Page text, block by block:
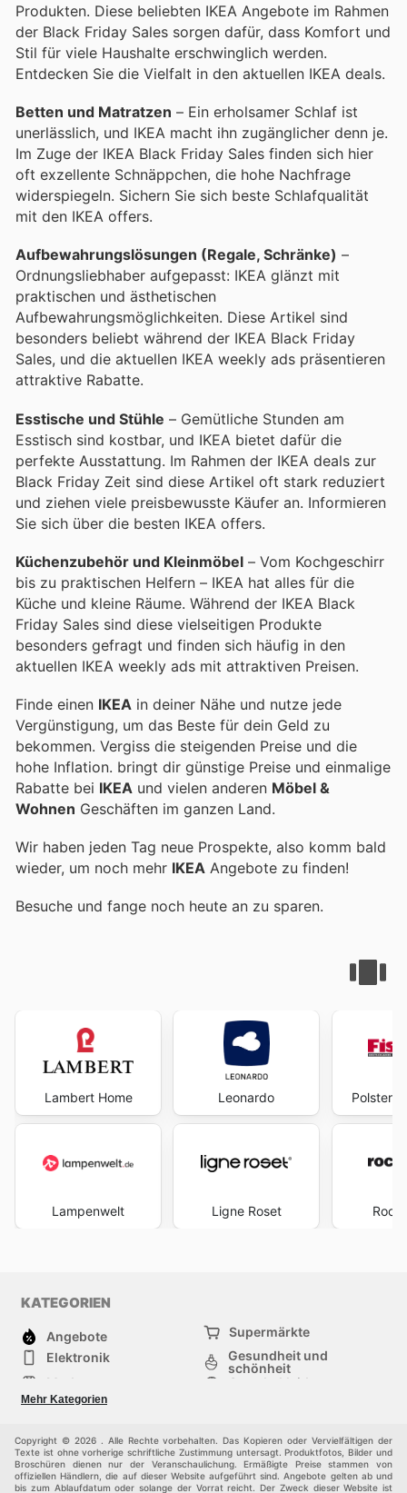
Produkten. Diese beliebten IKEA Angebote im Rahmen
der Black Friday Sales sorgen dafür, dass Komfort und
Stil für viele Haushalte erschwinglich werden.
Entdecken Sie die Vielfalt in den aktuellen IKEA deals.
Betten und Matratzen – Ein erholsamer Schlaf ist
unerlässlich, und IKEA macht ihn zugänglicher denn je.
Im Zuge der IKEA Black Friday Sales finden sich hier
oft exzellente Schnäppchen, die hohe Nachfrage
widerspiegeln. Sichern Sie sich beste Schlafqualität
mit den IKEA offers.
Aufbewahrungslösungen (Regale, Schränke) –
Ordnungsliebhaber aufgepasst: IKEA glänzt mit
praktischen und ästhetischen
Aufbewahrungsmöglichkeiten. Diese Artikel sind
besonders beliebt während der IKEA Black Friday
Sales, und die aktuellen IKEA weekly ads präsentieren
attraktive Rabatte.
Esstische und Stühle – Gemütliche Stunden am
Esstisch sind kostbar, und IKEA bietet dafür die
perfekte Ausstattung. Im Rahmen der IKEA deals zur
Black Friday Zeit sind diese Artikel oft stark reduziert
und ziehen viele preisbewusste Käufer an. Informieren
Sie sich über die besten IKEA offers.
Küchenzubehör und Kleinmöbel – Vom Kochgeschirr
bis zu praktischen Helfern – IKEA hat alles für die
Küche und kleine Räume. Während der IKEA Black
Friday Sales sind diese vielseitigen Produkte
besonders gefragt und finden sich häufig in den
aktuellen IKEA weekly ads mit attraktiven Preisen.
Finde einen IKEA in deiner Nähe und nutze jede
Vergünstigung, um das Beste für dein Geld zu
bekommen. Vergiss die steigenden Preise und die
hohe Inflation. bringt dir günstige Preise und einmalige
Rabatte bei IKEA und vielen anderen Möbel &
Wohnen Geschäften im ganzen Land.
Wir haben jeden Tag neue Prospekte, also komm bald
wieder, um noch mehr IKEA Angebote zu finden!
Besuche und fange noch heute an zu sparen.
Lambert Home
Lampenwelt
Leonardo
Ligne Roset
KATEGORIEN
Angebote
Supermärkte
Elektronik
Gesundheit und
schönheit
Mode
Sportbekleidung
Baumarkt
Mehr Kategorien
Copyright © 2026 . Alle Rechte vorbehalten. Das Kopieren oder Vervielfältigen der
Texte ist ohne vorherige schriftliche Zustimmung untersagt. Produktfotos, Bilder und
Broschüren dienen nur der Veranschaulichung. Ermäßigte Preise stammen von
offiziellen Händlern, die auf dieser Website aufgeführt sind. Angebote gelten ab und
bis zum Ablaufdatum oder solange der Vorrat reicht. Der Zweck dieser Website ist